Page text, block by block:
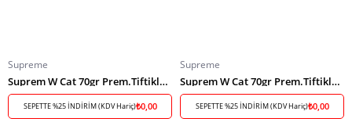
Supreme
Suprem W Cat 70gr Prem.Tiftiklenmiş Tavuk Karides
SEPETTE %25 İNDİRİM (KDV Hariç)₺0,00
Supreme
Suprem W Cat 70gr Prem.Tiftiklenmiş Tavuk Somon
SEPETTE %25 İNDİRİM (KDV Hariç)₺0,00